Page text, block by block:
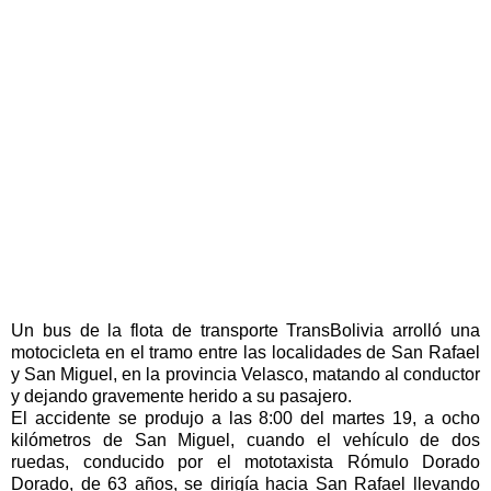
Un bus de la flota de transporte TransBolivia arrolló una
motocicleta en el tramo entre las localidades de San Rafael
y San Miguel, en la provincia Velasco, matando al conductor
y dejando gravemente herido a su pasajero.
El accidente se produjo a las 8:00 del martes 19, a ocho
kilómetros de San Miguel, cuando el vehículo de dos
ruedas, conducido por el mototaxista Rómulo Dorado
Dorado, de 63 años, se dirigía hacia San Rafael llevando